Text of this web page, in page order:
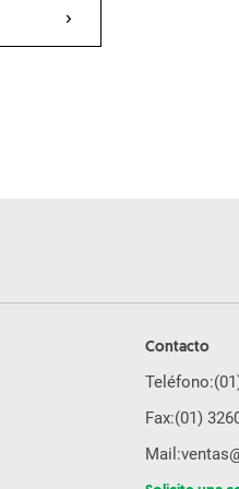
Contacto
Teléfono:
Fax:(01)
Mail: